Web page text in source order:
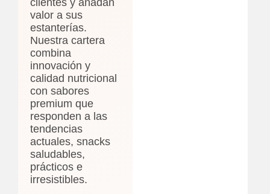
clientes y añadan
valor a sus
estanterías.
Nuestra cartera
combina
innovación y
calidad nutricional
con sabores
premium que
responden a las
tendencias
actuales, snacks
saludables,
prácticos e
irresistibles.